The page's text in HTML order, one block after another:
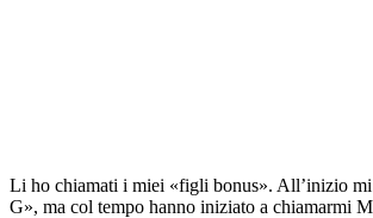
Li ho chiamati i miei «figli bonus». All’inizio
G», ma col tempo hanno iniziato a chiamarmi